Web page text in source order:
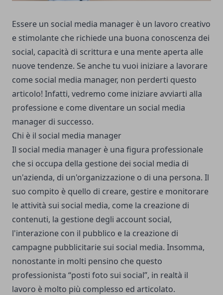
Essere un social media manager è un lavoro creativo
e stimolante che richiede una buona conoscenza dei
social, capacità di scrittura e una mente aperta alle
nuove tendenze. Se anche tu vuoi iniziare a lavorare
come social media manager, non perderti questo
articolo! Infatti, vedremo come iniziare avviarti alla
professione e come diventare un social media
manager di successo.
Chi è il social media manager
Il social media manager è una figura professionale
che si occupa della gestione dei social media di
un'azienda, di un'organizzazione o di una persona. Il
suo compito è quello di creare, gestire e monitorare
le attività sui social media, come la creazione di
contenuti, la gestione degli account social,
l'interazione con il pubblico e la creazione di
campagne pubblicitarie sui social media. Insomma,
nonostante in molti pensino che questo
professionista “posti foto sui social”, in realtà il
lavoro è molto più complesso ed articolato.